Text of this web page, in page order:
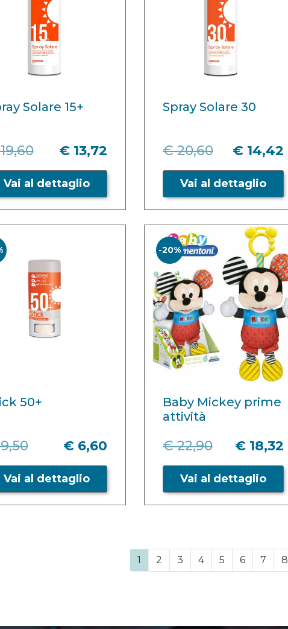
Solare 15+
€ 13,72
Vai al dettaglio
Spray Solare 30
€ 20,60 € 14,42
Vai al dettaglio
50+
€ 6,60
Vai al dettaglio
-20%
Baby Mickey prime
attività
€ 22,90 € 18,32
Vai al dettaglio
1 2 3 4 5 6 7 8